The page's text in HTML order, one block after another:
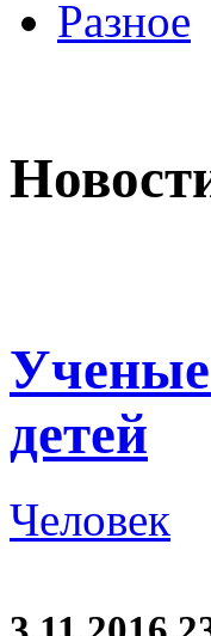
Разное
Ученые
детей
Человек